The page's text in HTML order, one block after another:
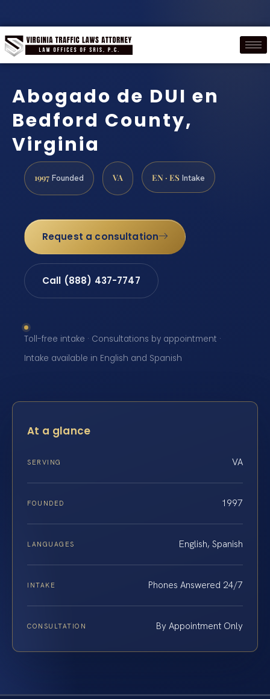
Abogado de DUI en
Bedford County,
Virginia
1997 Founded VA EN · ES Intake
Request a consultation
Call (888) 437-7747
Toll-free intake · Consultations by appointment ·
Intake available in English and Spanish
At a glance
SERVING VA
FOUNDED 1997
LANGUAGES English, Spanish
INTAKE Phones Answered 24/7
CONSULTATION By Appointment Only